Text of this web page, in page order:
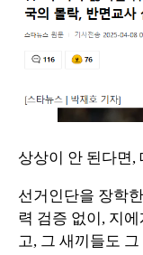
상상이 안 된다면,
선거인단을 장학
력 검증 없이, 지
고, 그 새끼들도